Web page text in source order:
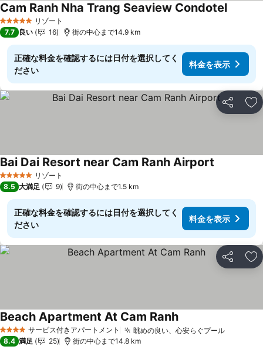
5 ホテルのランク
リゾート
Cam Ranh Nha Trang Seaview Condotel料金を
7.7 良い 16 街の中心まで14.9 km
正確な料金を確認するには日付を選択してく
ださい
料金を表示
シェア お
5 ホテルのランク
リゾート
Bai Dai Resort near Cam Ranh Airport
8.5 大満足 9 街の中心まで1.5 km
正確な料金を確認するには日付を選択してく
ださい
料金を表示
シェア お
4 ホテルのランクサービス付きアパートメント 眺めの良い、心安らぐプール料金を
Beach Apartment At Cam Ranh料金を表示
8.4 満足 25 街の中心まで14.8 km